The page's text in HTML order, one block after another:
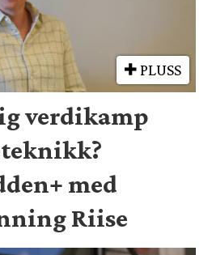
PLUSS
verdikamp
med
Riise